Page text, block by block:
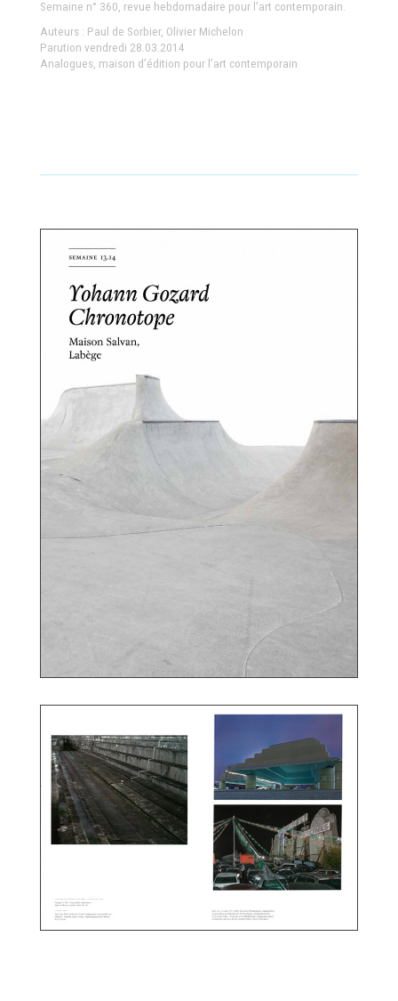
Semaine n° 360, revue hebdomadaire pour l’art contemporain.
Auteurs : Paul de Sorbier, Olivier Michelon
Parution vendredi 28.03.2014
Analogues, maison d’édition pour l’art contemporain